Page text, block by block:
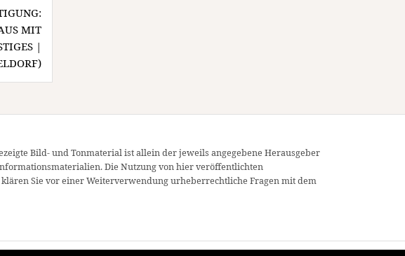
MIT
|
Bild- und Tonmaterial ist allein der jeweils angegebene Herausgeber
Die Nutzung von hier veröffentlichten
Sie vor einer Weiterverwendung urheberrechtliche Fragen mit dem